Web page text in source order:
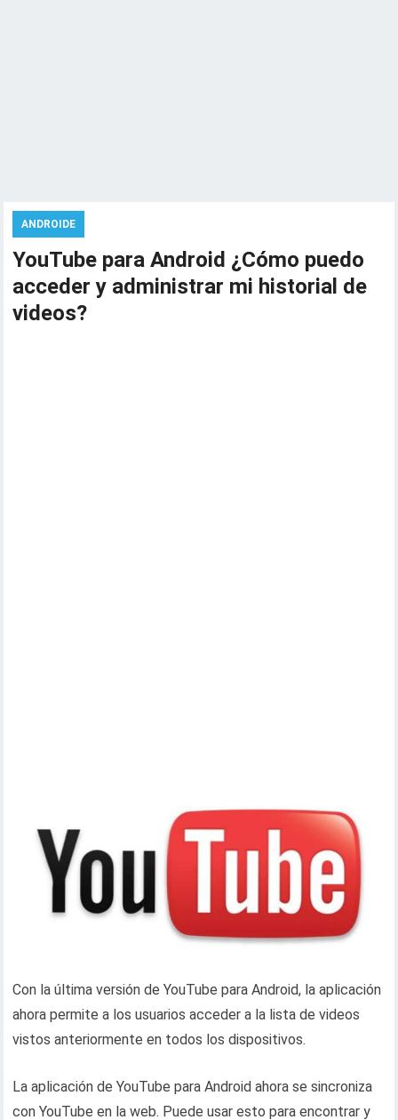
ANDROIDE
YouTube para Android ¿Cómo puedo
acceder y administrar mi historial de
videos?
Con la última versión de YouTube para Android, la aplicación
ahora permite a los usuarios acceder a la lista de videos
vistos anteriormente en todos los dispositivos.
La aplicación de YouTube para Android ahora se sincroniza
con YouTube en la web. Puede usar esto para encontrar y